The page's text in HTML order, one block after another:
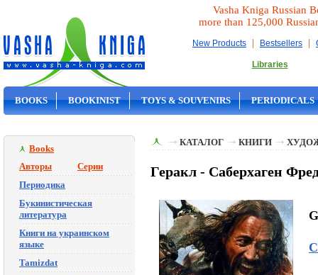
Vasha Kniga Russian
more than 125,000
New Products | Bestsellers |
Libraries
BOOKS BOOKINIST TOYS & SOUVENIRS PERIODICALS
Books
Авторы
Серии
Периодика
Букинистическая
литература
Книги на украинском
языке
Tamizdat
КАТАЛОГ КНИГИ
Геракл - Саберхаген